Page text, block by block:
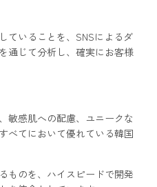
ていることを、SNSによるダ
通じて分析し、確実にお客様
敏感肌への配慮、ユニークな
べてにおいて優れている韓国
ものを、ハイスピードで開発